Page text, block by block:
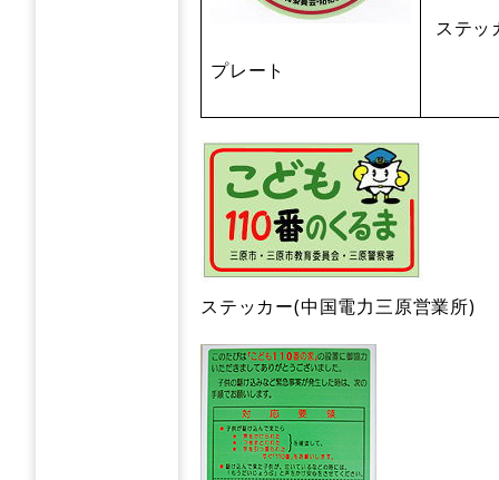
プレート
ステッ
ステッカー(中国電力三原営業所)